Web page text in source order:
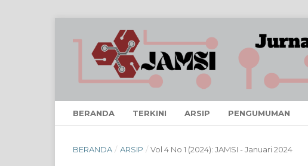
BERANDA TERKINI ARSIP PENGUMUMAN
BERANDA / ARSIP / Vol 4 No 1 (2024): JAMSI - Januari 2024